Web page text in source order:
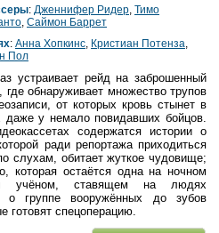
: Дженнифер Ридер, Тимо
, Саймон Баррет
: Анна Хопкинс, Кристиан Потенза,
Пол
устраивает рейд на заброшенный
где обнаруживает множество трупов
от которых кровь стынет в
даже у немало повидавших бойцов.
содержатся истории о
ради репортажа приходиться
слухам, обитает жуткое чудовище;
которая остаётся одна на ночном
учёном, ставящем на людях
о группе вооружённых до зубов
готовят спецоперацию.